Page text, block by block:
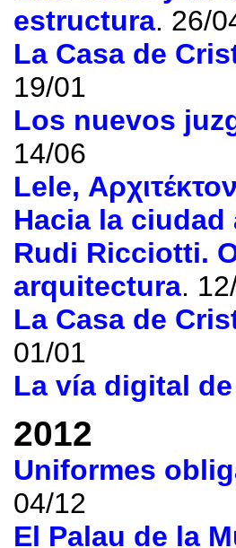
estructura. 26/
La Casa de
19/01
Los nuevos
14/06
Lele,
Hacia la ciudad
Rudi Ricciotti.
arquitectura.
La Casa de
01/01
La vía digital
2012
Uniformes
04/12
El Palau de la